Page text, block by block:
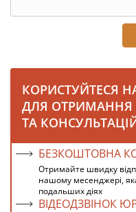
КОРИСТУЙТЕСЯ
ДЛЯ
ТА
БЕЗКОШТОВНА
Отримайте швидку
нашому месенджері,
подальших діях
ВІДЕОДЗВІНОК